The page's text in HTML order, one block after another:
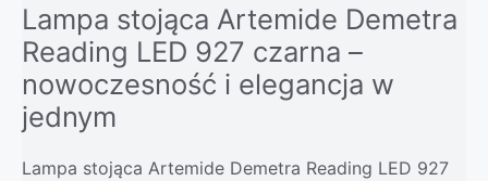
Lampa stojąca Artemide Demetra
Reading LED 927 czarna –
nowoczesność i elegancja w
jednym
Lampa stojąca Artemide Demetra Reading LED 927